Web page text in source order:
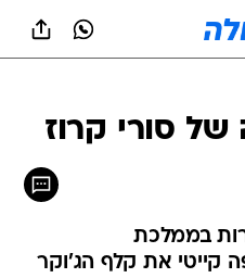
סורי קרוז
בממלכת
קייטי את קלף הג'וקר